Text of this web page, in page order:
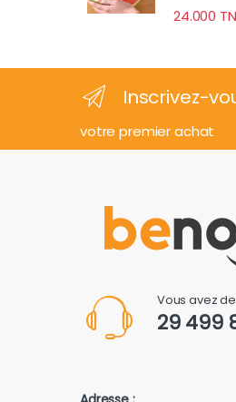
24.000
Inscrivez-
votre premier achat
Vous avez
29 499